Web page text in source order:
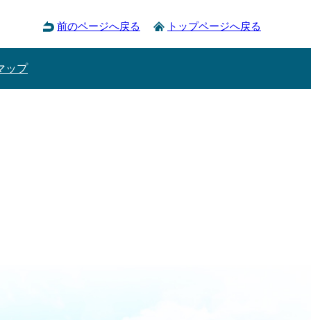
前のページへ戻る トップページへ戻る
ップ